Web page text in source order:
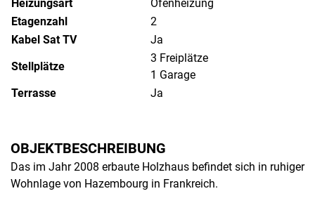
Heizungsart
Ofenheizung
Etagenzahl
2
Kabel Sat TV
Ja
Stellplätze
3 Freiplätze
1 Garage
Terrasse
Ja
OBJEKTBESCHREIBUNG
Das im Jahr 2008 erbaute Holzhaus befindet sich in ruhiger
Wohnlage von Hazembourg in Frankreich.